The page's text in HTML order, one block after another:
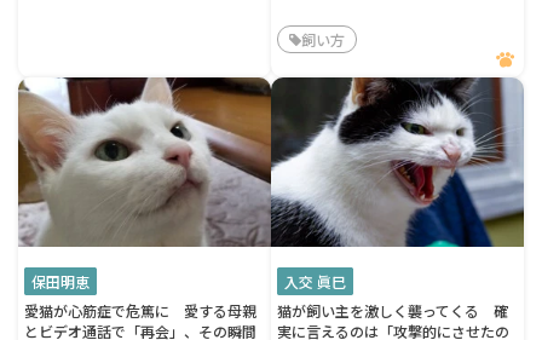
飼い方
保田明恵
愛猫が心筋症で危篤に 愛する母親
とビデオ通話で「再会」、その瞬間
入交 眞巳
猫が飼い主を激しく襲ってくる 確
実に言えるのは「攻撃的にさせたの